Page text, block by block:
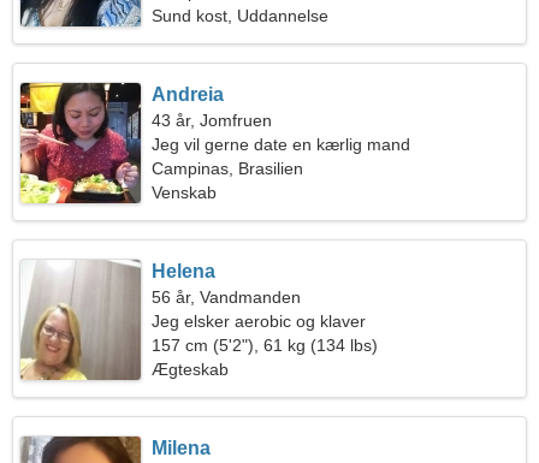
Sund kost, Uddannelse
Andreia
43 år, Jomfruen
Jeg vil gerne date en kærlig mand
Campinas, Brasilien
Venskab
Helena
56 år, Vandmanden
Jeg elsker aerobic og klaver
157 cm (5'2"), 61 kg (134 lbs)
Ægteskab
Milena